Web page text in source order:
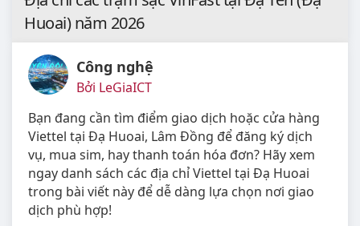
Huoai) năm 2026
Công nghệ
Bởi LeGiaICT
Bạn đang cần tìm điểm giao dịch hoặc cửa hàng
Viettel tại Đạ Huoai, Lâm Đồng để đăng ký dịch
vụ, mua sim, hay thanh toán hóa đơn? Hãy xem
ngay danh sách các địa chỉ Viettel tại Đạ Huoai
trong bài viết này để dễ dàng lựa chọn nơi giao
dịch phù hợp!